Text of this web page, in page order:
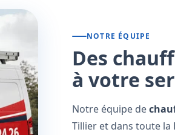
NOTRE ÉQUIPE
Des
à votre
Notre équipe de
Tillier et dans toute la